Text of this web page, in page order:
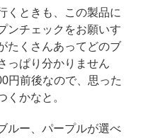
くときも、この製品に
ンチェックをお願いす
たくさんあってどのブ
っぱり分かりません
円前後なので、思った
くかなと。
ルー、パープルが選べ